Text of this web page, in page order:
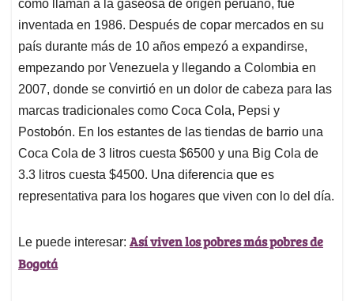
como llaman a la gaseosa de origen peruano, fue
inventada en 1986. Después de copar mercados en su
país durante más de 10 años empezó a expandirse,
empezando por Venezuela y llegando a Colombia en
2007, donde se convirtió en un dolor de cabeza para las
marcas tradicionales como Coca Cola, Pepsi y
Postobón. En los estantes de las tiendas de barrio una
Coca Cola de 3 litros cuesta $6500 y una Big Cola de
3.3 litros cuesta $4500. Una diferencia que es
representativa para los hogares que viven con lo del día.
Le puede interesar: Así viven los pobres más pobres de
Bogotá